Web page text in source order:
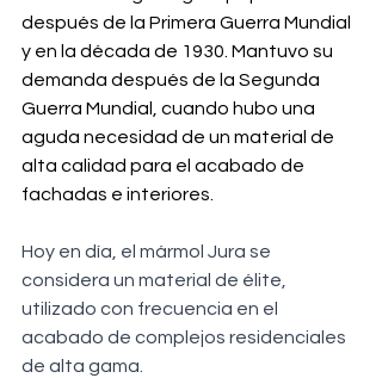
después de la Primera Guerra Mundial
y en la década de 1930. Mantuvo su
demanda después de la Segunda
Guerra Mundial, cuando hubo una
aguda necesidad de un material de
alta calidad para el acabado de
fachadas e interiores.
Hoy en día, el mármol Jura se
considera un material de élite,
utilizado con frecuencia en el
acabado de complejos residenciales
de alta gama.